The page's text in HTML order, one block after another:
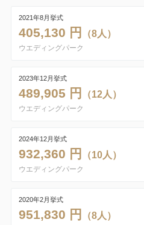
2021年8月挙式
405,130 円 （8人）
ウエディングパーク
2023年12月挙式
489,905 円 （12人）
ウエディングパーク
2024年12月挙式
932,360 円 （10人）
ウエディングパーク
2020年2月挙式
951,830 円 （8人）